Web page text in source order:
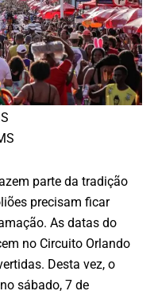
parte da tradição
precisam ficar
As datas do
no Circuito Orlando
Desta vez, o
sábado, 7 de